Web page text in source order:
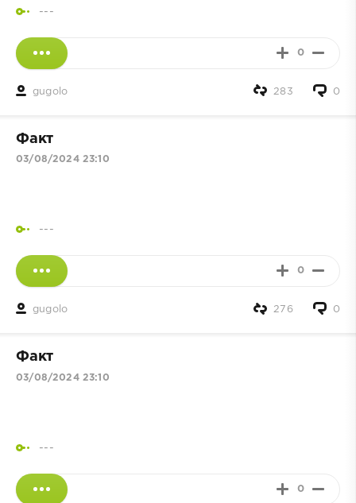
---
0
gugolo 0
283
Факт
03/08/2024 23:10
---
0
gugolo 0
276
Факт
03/08/2024 23:10
---
0